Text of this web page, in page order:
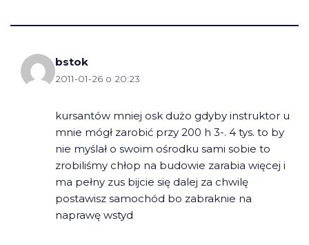
bstok
2011-01-26 o 20:23
kursantów mniej osk dużo gdyby instruktor u
mnie mógł zarobić przy 200 h 3-. 4 tys. to by
nie myślał o swoim ośrodku sami sobie to
zrobiliśmy chłop na budowie zarabia więcej i
ma pełny zus bijcie się dalej za chwilę
postawisz samochód bo zabraknie na
naprawę wstyd